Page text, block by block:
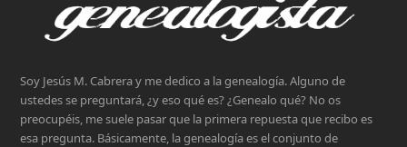
Soy Jesús M. Cabrera y me dedico a la genealogía. Alguno de
ustedes se preguntará, ¿y eso qué es? ¿Genealo qué? No os
preocupéis, me suele pasar que la primera repuesta que recibo es
esa pregunta. Básicamente, la genealogía es el conjunto de